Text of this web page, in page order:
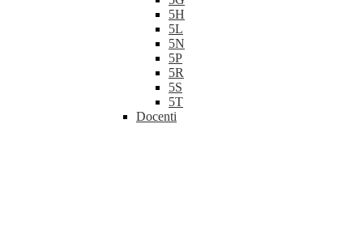
5H
5L
5N
5P
5R
5S
5T
Docenti